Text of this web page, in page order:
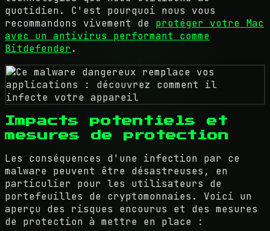
quotidien. C'est pourquoi nous vous
recommandons vivement de protéger votre Mac
avec un antivirus performant comme
Bitdefender .
Impacts potentiels et
mesures de protection
Les conséquences d'une infection par ce
malware peuvent être désastreuses, en
particulier pour les utilisateurs de
portefeuilles de cryptomonnaies. Voici un
aperçu des risques encourus et des mesures
de protection à mettre en place :